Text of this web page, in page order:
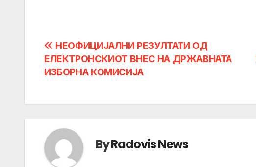
Post
navigation
НЕОФИЦИЈАЛНИ РЕЗУЛТАТИ ОД
ЕЛЕКТРОНСКИОТ ВНЕС НА ДРЖАВНАТА
ИЗБОРНА КОМИСИЈА
ByRadovis News